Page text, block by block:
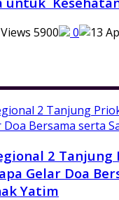
5900 0
2 Tanjung
Gelar Doa
Yatim